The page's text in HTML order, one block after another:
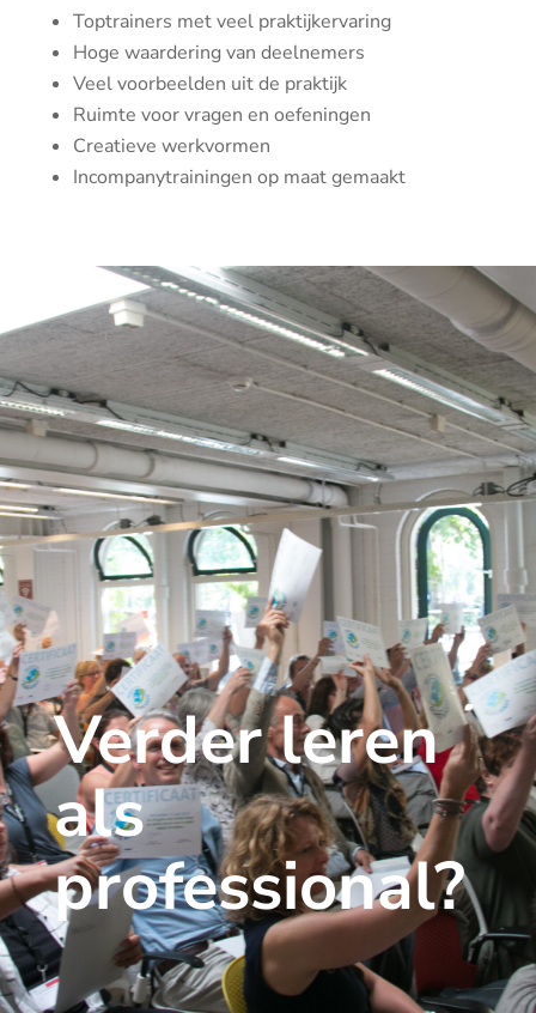
Toptrainers met veel praktijkervaring
Hoge waardering van deelnemers
Veel voorbeelden uit de praktijk
Ruimte voor vragen en oefeningen
Creatieve werkvormen
Incompanytrainingen op maat gemaakt
Verder leren
als
professional?